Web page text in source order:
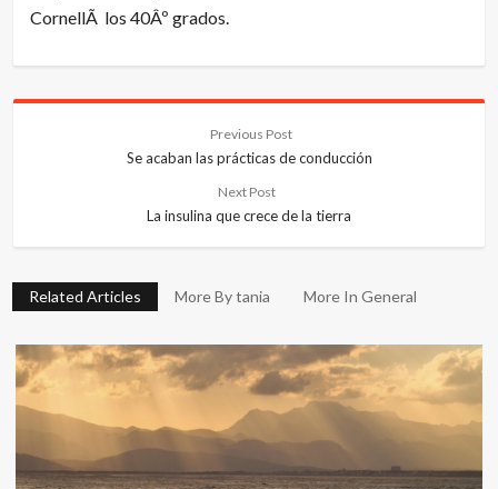
CornellÃ los 40Âº grados.
Previous Post
Se acaban las prácticas de conducción
Next Post
La insulina que crece de la tierra
Related Articles More By tania More In General